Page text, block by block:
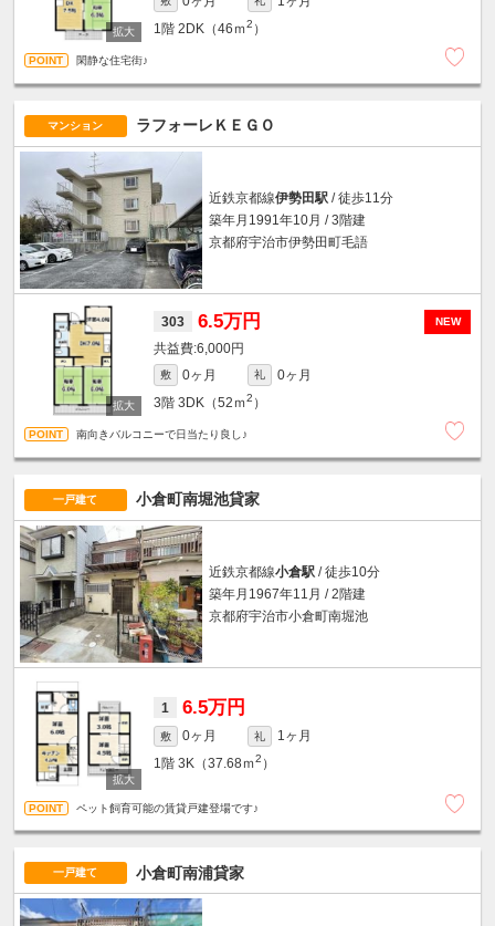
1階 2DK（46ｍ2 ）
閑静な住宅街♪
マンション ラフォーレＫＥＧＯ
近鉄京都線伊勢田駅/ 徒歩11分
築年月1991年10月 / 3階建
京都府宇治市伊勢田町毛語
NEW
303 6.5万円
6,000円
敷 0ヶ月 礼
0ヶ月
3階 3DK（52ｍ2 ）
南向きバルコニーで日当たり良し♪
一戸建て 小倉町南堀池貸家
近鉄京都線小倉駅/ 徒歩10分
築年月1967年11月 / 2階建
京都府宇治市小倉町南堀池
1 6.5万円
敷 0ヶ月 礼
1ヶ月
1階 3K（37.68ｍ2 ）
ペット飼育可能の賃貸戸建登場です♪
一戸建て 小倉町南浦貸家